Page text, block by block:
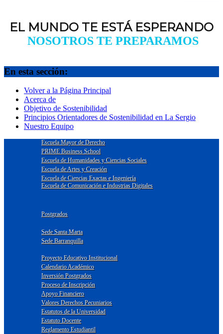
EL MUNDO TE ESTÁ ESPERANDO
NOSOTROS TE PREPARAMOS
En esta sección:
Volver a la Página Principal
Acerca de
Objetivo de Sostenibilidad
Principios Orientadores de Sostenibilidad en La Sergio
Nuestro Equipo
Escuela Mayor de Derecho
PRIME Business School
Escuela de Humanidades y Ciencias Sociales
Escuela de Artes y Creación
Escuela de Ciencias Exactas e Ingeniería
Escuela de Comunicación e Industrias Digitales
Postgrados
Sede Santa Marta
Sede Barranquilla
Proyecto Educativo Institucional
Calendario Académico
Inversión Postgrados
Proceso de Inscripción
Apoyo Financiero
Valores Derechos Pecuniarios
Estatutos de la Universidad
Estatuto Docente
Reglamento Estudiantil